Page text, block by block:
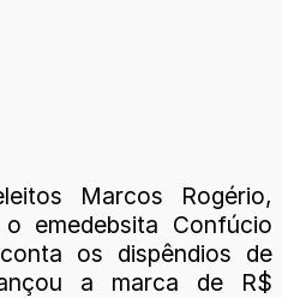
Marcos Rogério,
emedebsita Confúcio
os dispêndios de
a marca de R$